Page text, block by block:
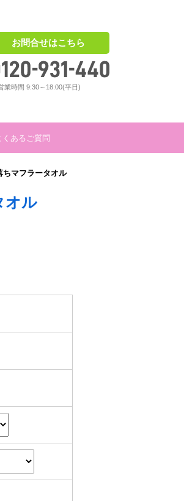
お問合せはこちら
業時間 9:30～18:00(平日)
くあるご質問
ちマフラータオル
オル